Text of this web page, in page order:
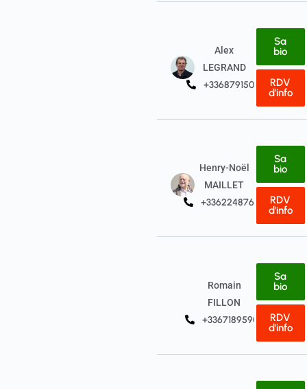
Alex
LEGRAND
+33687915031
Sa
bio
RDV
d'info
Henry-Noël
MAILLET
+33622487657
Sa
bio
RDV
d'info
Romain
FILLON
+33671895903
Sa
bio
RDV
d'info